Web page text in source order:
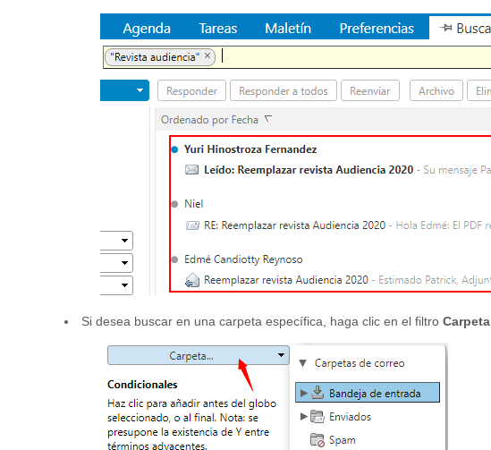
Si desea buscar en una carpeta específica, haga clic en el filtro Carpeta